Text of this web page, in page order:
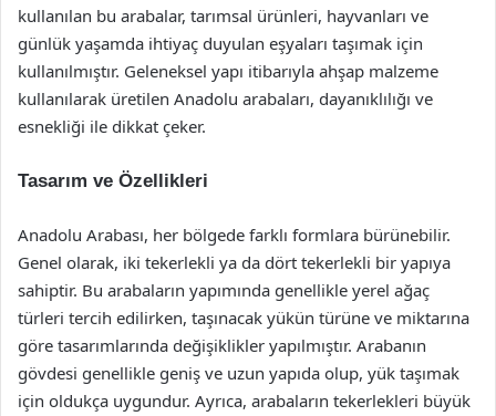
kullanılan bu arabalar, tarımsal ürünleri, hayvanları ve
günlük yaşamda ihtiyaç duyulan eşyaları taşımak için
kullanılmıştır. Geleneksel yapı itibarıyla ahşap malzeme
kullanılarak üretilen Anadolu arabaları, dayanıklılığı ve
esnekliği ile dikkat çeker.
Tasarım ve Özellikleri
Anadolu Arabası, her bölgede farklı formlara bürünebilir.
Genel olarak, iki tekerlekli ya da dört tekerlekli bir yapıya
sahiptir. Bu arabaların yapımında genellikle yerel ağaç
türleri tercih edilirken, taşınacak yükün türüne ve miktarına
göre tasarımlarında değişiklikler yapılmıştır. Arabanın
gövdesi genellikle geniş ve uzun yapıda olup, yük taşımak
için oldukça uygundur. Ayrıca, arabaların tekerlekleri büyük